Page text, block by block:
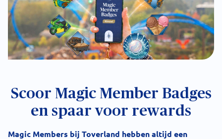
Scoor Magic Member Badges
en spaar voor rewards
Magic Members bij Toverland hebben altijd een